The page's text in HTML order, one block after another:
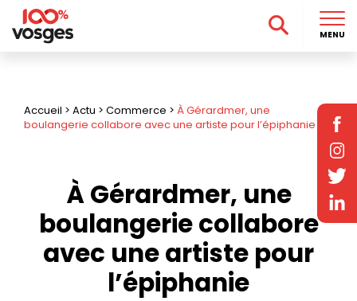
Accueil > Actu > Commerce > À Gérardmer, une
boulangerie collabore avec une artiste pour l’épiphanie
À Gérardmer, une
boulangerie collabore
avec une artiste pour
l’épiphanie
MENU